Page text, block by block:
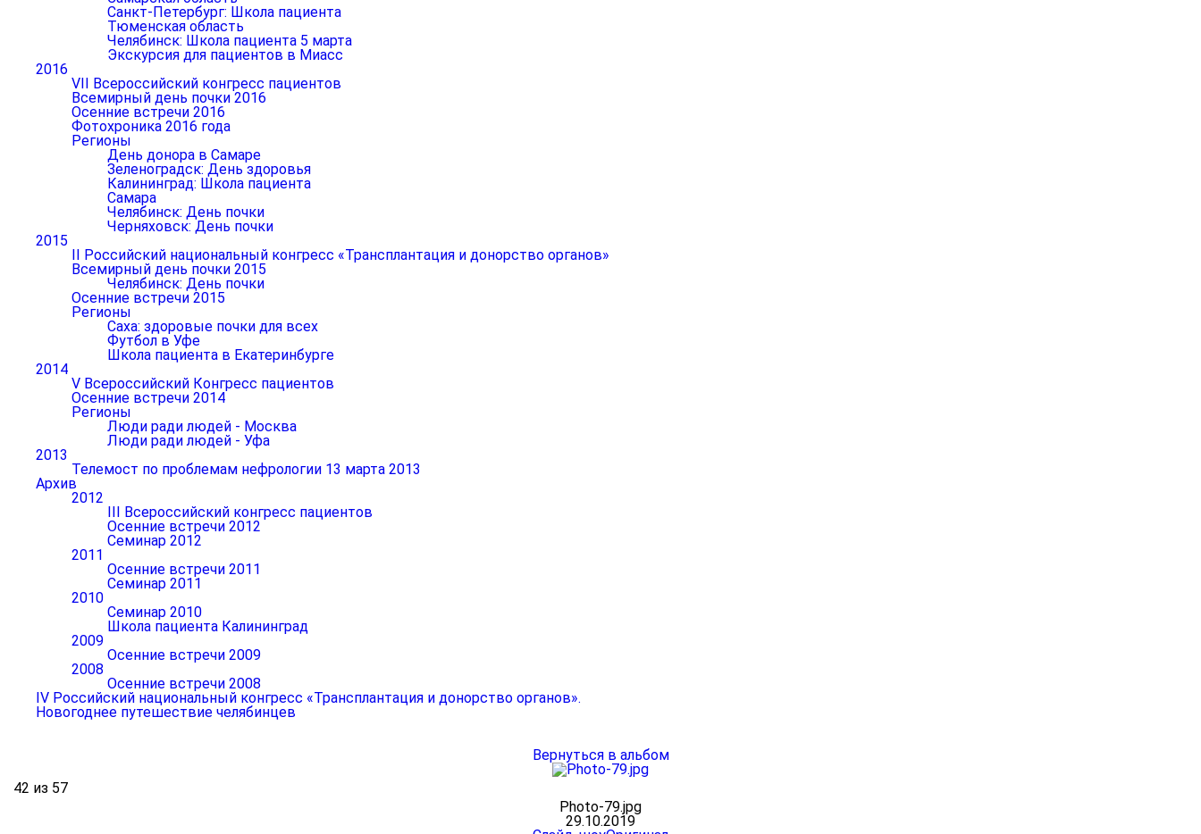
Санкт-Петербург: Школа пациента
Тюменская область
Челябинск: Школа пациента 5 марта
Экскурсия для пациентов в Миасс
2016
VII Всероссийский конгресс пациентов
Всемирный день почки 2016
Осенние встречи 2016
Фотохроника 2016 года
Регионы
День донора в Самаре
Зеленоградск: День здоровья
Калининград: Школа пациента
Самара
Челябинск: День почки
Черняховск: День почки
2015
II Российский национальный конгресс «Трансплантация и донорство органов»
Всемирный день почки 2015
Челябинск: День почки
Осенние встречи 2015
Регионы
Саха: здоровые почки для всех
Футбол в Уфе
Школа пациента в Екатеринбурге
2014
V Всероссийский Конгресс пациентов
Осенние встречи 2014
Регионы
Люди ради людей - Москва
Люди ради людей - Уфа
2013
Телемост по проблемам нефрологии 13 марта 2013
Архив
2012
III Всероссийский конгресс пациентов
Осенние встречи 2012
Семинар 2012
2011
Осенние встречи 2011
Семинар 2011
2010
Семинар 2010
Школа пациента Калининград
2009
Осенние встречи 2009
2008
Осенние встречи 2008
IV Российский национальный конгресс «Трансплантация и донорство органов».
Новогоднее путешествие челябинцев
Вернуться в альбом
42 из 57
Photo-79.jpg
29.10.2019